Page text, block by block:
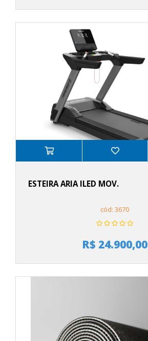
ESTEIRA ARIA ILED MOV.
cód: 3670
R$ 24.900,00